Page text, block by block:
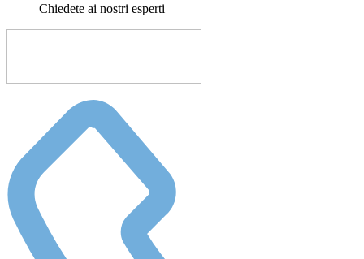
Chiedete ai nostri esperti